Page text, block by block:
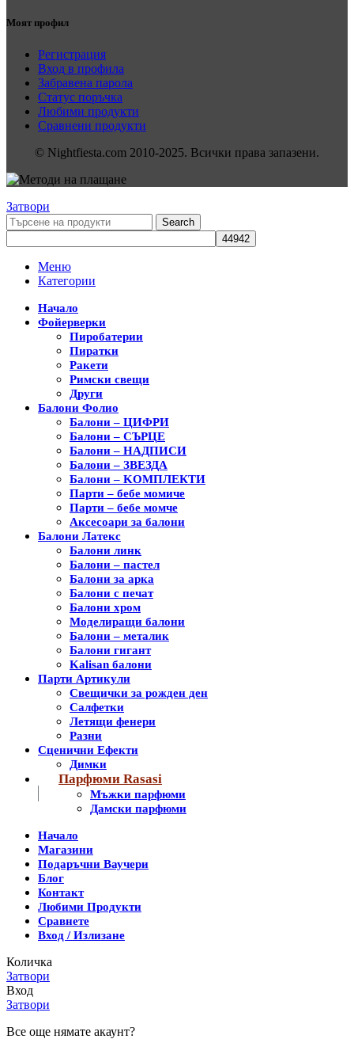
Моят профил
Регистрация
Вход в профила
Забравена парола
Статус поръчка
Любими продукти
Сравнени продукти
© Nightfiesta.com 2010-2025. Всички права запазени.
Затвори
Search
Меню
Категории
Начало
Фойерверки
Пиробатерии
Пиратки
Ракети
Римски свещи
Други
Балони Фолио
Балони – ЦИФРИ
Балони – СЪРЦЕ
Балони – НАДПИСИ
Балони – ЗВЕЗДА
Балони – KОМПЛЕКТИ
Парти – бебе момиче
Парти – бебе момче
Аксесоари за балони
Балони Латекс
Балони линк
Балони – пастел
Балони за арка
Балони с печат
Балони хром
Моделиращи балони
Балони – металик
Балони гигант
Kalisan балони
Парти Артикули
Свещички за рожден ден
Салфетки
Летящи фенери
Разни
Сценични Ефекти
Димки
Парфюми Rasasi
Мъжки парфюми
Дамски парфюми
Начало
Магазини
Подаръчни Ваучери
Блог
Контакт
Любими Продукти
Сравнете
Вход / Излизане
Количка
Затвори
Вход
Затвори
Все още нямате акаунт?